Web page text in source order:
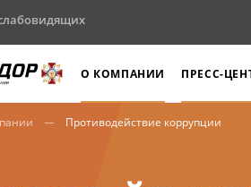
О КОМПАНИИ ПРЕСС-
Противодействие коррупции